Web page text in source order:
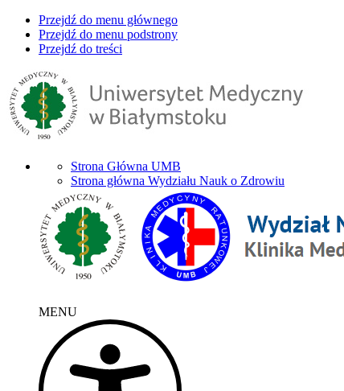
Przejdź do menu głównego
Przejdź do menu podstrony
Przejdź do treści
Strona Główna UMB
Strona główna Wydziału Nauk o Zdrowiu
MENU